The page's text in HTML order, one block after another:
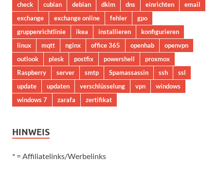
check
cubian debian dkim dns einrichten
email
exchange
exchange online fehler
gpo
gruppenrichtlinie
ikea installieren
konfigurieren
linux
mqtt nginx office 365 openhab
openvpn
outlook
plesk postfix powershell
proxmox
Raspberry
server smtp Spamassassin ssh
ssl
update
updaten verschlüsselung vpn
windows
windows 7
zarafa zertifikat
HINWEIS
* = Affiliatelinks/Werbelinks